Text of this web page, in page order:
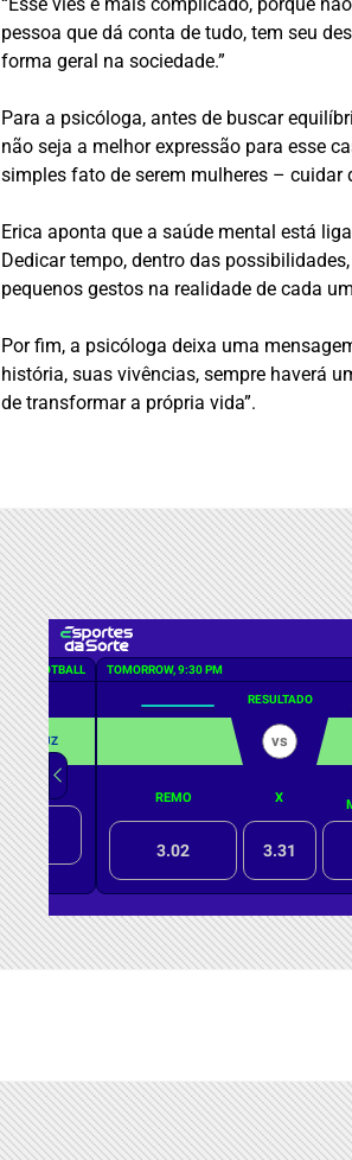
pessoa que dá conta de tudo, tem seu
forma geral na sociedade.”
Para a psicóloga, antes de buscar
não seja a melhor expressão para esse
simples fato de serem mulheres – cuidar
Erica aponta que a saúde mental está
Dedicar tempo, dentro das
pequenos gestos na realidade de cada
Por fim, a psicóloga deixa uma
história, suas vivências, sempre haverá
de transformar a própria vida”.